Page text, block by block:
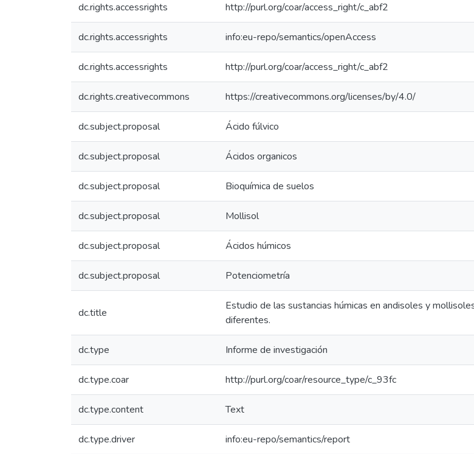
dc.rights.accessrights http://purl.org/coar/access_right/c_abf2
dc.rights.accessrights info:eu-repo/semantics/openAccess
dc.rights.accessrights http://purl.org/coar/access_right/c_abf2
dc.rights.creativecommons https://creativecommons.org/licenses/by/4.0/
dc.subject.proposal Ácido fúlvico
dc.subject.proposal Ácidos organicos
dc.subject.proposal Bioquímica de suelos
dc.subject.proposal Mollisol
dc.subject.proposal Ácidos húmicos
dc.subject.proposal Potenciometría
dc.title
Estudio de las sustancias húmicas en andisoles y
diferentes.
dc.type Informe de investigación
dc.type.coar http://purl.org/coar/resource_type/c_93fc
dc.type.content Text
dc.type.driver info:eu-repo/semantics/report